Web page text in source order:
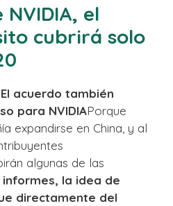
NVIDIA, el
cubrirá solo
El acuerdo también
para NVIDIAPorque
expandirse en China, y al
algunas de las
informes, la idea de
directamente del